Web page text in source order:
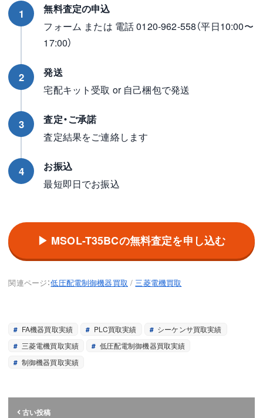
1
無料査定の申込
フォーム または 電話 0120-962-558（平日10:00〜
17:00）
2
発送
宅配キット受取 or 自己梱包で発送
3
査定・ご承諾
査定結果をご連絡します
4
お振込
最短即日でお振込
▶ MSOL-T35BCの無料査定を申し込む
関連ページ：低圧配電制御機器買取 / 三菱電機買取
FA機器買取実績 PLC買取実績
シーケンサ買取実績
三菱電機買取実績
低圧配電制御機器買取実績
制御機器買取実績
古い投稿